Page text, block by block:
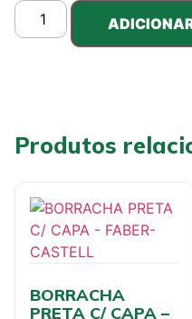
Produtos
BORRACHA
PRETA C/ CAPA –